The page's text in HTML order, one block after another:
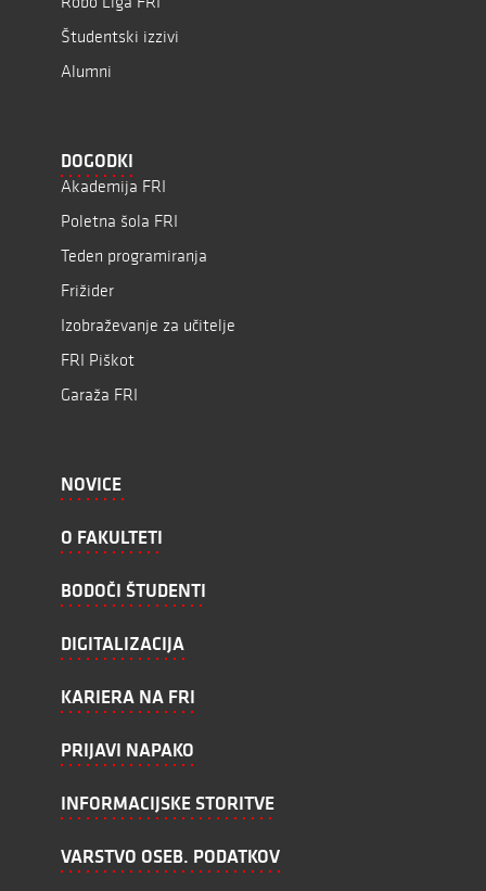
Študentski izzivi
Alumni
DOGODKI
Akademija FRI
Poletna šola FRI
Teden programiranja
Frižider
Izobraževanje za učitelje
FRI Piškot
Garaža FRI
NOVICE
O FAKULTETI
BODOČI ŠTUDENTI
DIGITALIZACIJA
KARIERA NA FRI
PRIJAVI NAPAKO
INFORMACIJSKE STORITVE
VARSTVO OSEB. PODATKOV